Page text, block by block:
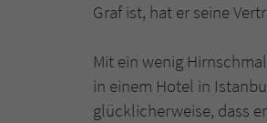
Graf ist, hat er seine
Mit ein wenig
in einem Hotel in
glücklicherweise, dass